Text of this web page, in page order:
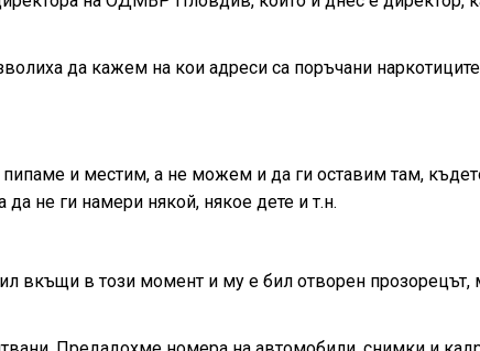
да кажем на кои адреси са поръчани
и местим, а не можем и да ги оставим там,
не ги намери някой, някое дете и т.н.
вкъщи в този момент и му е бил отворен прозорецът,